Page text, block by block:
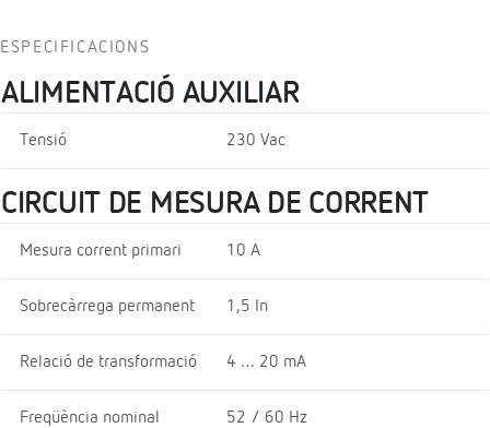
ESPECIFICACIONS
ALIMENTACIÓ AUXILIAR
Tensió 230 Vac
CIRCUIT DE MESURA DE CORRENT
Mesura corrent primari 10 A
Sobrecàrrega permanent 1,5 In
Relació de transformació 4 … 20 mA
Freqüència nominal 52 / 60 Hz